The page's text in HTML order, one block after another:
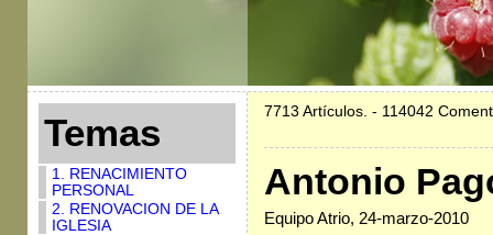
Temas
1. RENACIMIENTO
PERSONAL
2. RENOVACION DE LA
IGLESIA
7713 Artículos. - 114042
Antonio
Equipo Atrio, 24-marzo-2010